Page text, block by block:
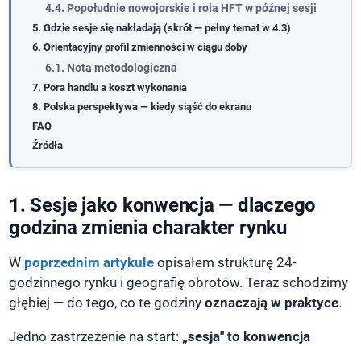
4.4. Popołudnie nowojorskie i rola HFT w późnej sesji
5. Gdzie sesje się nakładają (skrót — pełny temat w 4.3)
6. Orientacyjny profil zmienności w ciągu doby
6.1. Nota metodologiczna
7. Pora handlu a koszt wykonania
8. Polska perspektywa — kiedy siąść do ekranu
FAQ
Źródła
1. Sesje jako konwencja — dlaczego
godzina zmienia charakter rynku
W poprzednim artykule opisałem strukturę 24-
godzinnego rynku i geografię obrotów. Teraz schodzimy
głębiej — do tego, co te godzinyoznaczają w praktyce.
Jedno zastrzeżenie na start: „sesja" to konwencja